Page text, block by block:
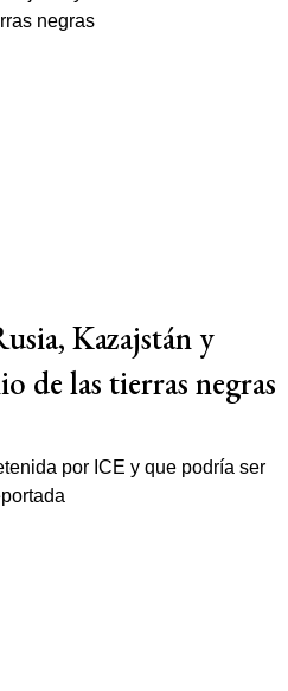
Kazajstán y
de las tierras negras